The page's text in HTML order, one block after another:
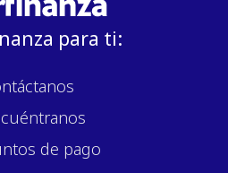
para ti:
de pago